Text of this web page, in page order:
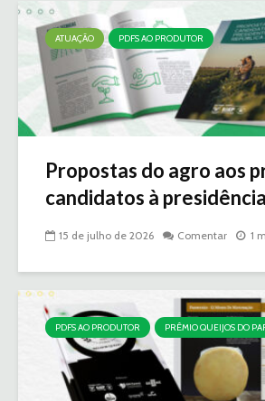
ATUAÇÃO PDFS AO PRODUTOR
Propostas do agro aos
candidatos à presidência
15 de julho de 2026 Comentar 1
PDFS AO PRODUTOR PRÊMIO QUEIJOS DO